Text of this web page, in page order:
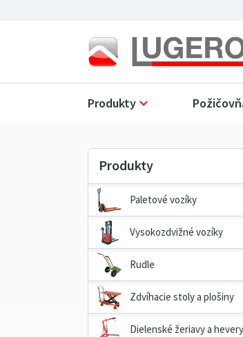
Produkty
Paletové vozíky
Vysokozdvižné vozíky
Rudle
Zdvíhacie stoly a plošiny
Dielenské žeriavy a hevery